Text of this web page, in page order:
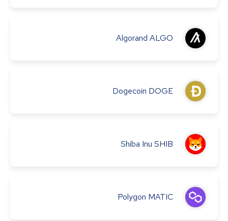
Algorand ALGO
Dogecoin DOGE
Shiba Inu SHIB
Polygon MATIC